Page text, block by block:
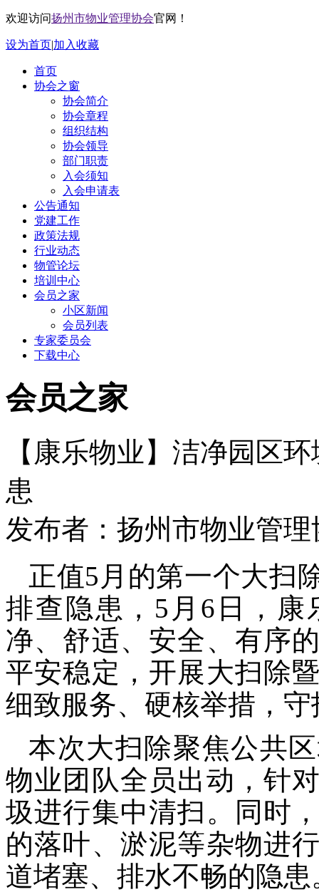
欢迎访问扬州市物业管理协会官网！
设为首页|加入收藏
首页
协会之窗
协会简介
协会章程
组织结构
协会领导
部门职责
入会须知
入会申请表
公告通知
党建工作
政策法规
行业动态
物管论坛
培训中心
会员之家
小区新闻
会员列表
专家委员会
下载中心
会员之家
【康乐物业】洁净园区
患
发布者：扬州市物业管
正值5月的第一个大扫
排查隐患，5月6日， 康
净、舒适、安全、有序
平安稳定，开展大扫除
细致服务、硬核举措，
本次大扫除聚焦公共
物业团队全员出动，针
圾进行集中清扫。同时
的落叶、淤泥等杂物进
道堵塞、排水不畅的隐患